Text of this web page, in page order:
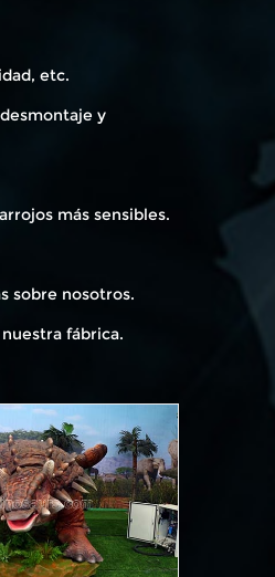
etc.
y
más sensibles.
sobre nosotros.
fábrica.